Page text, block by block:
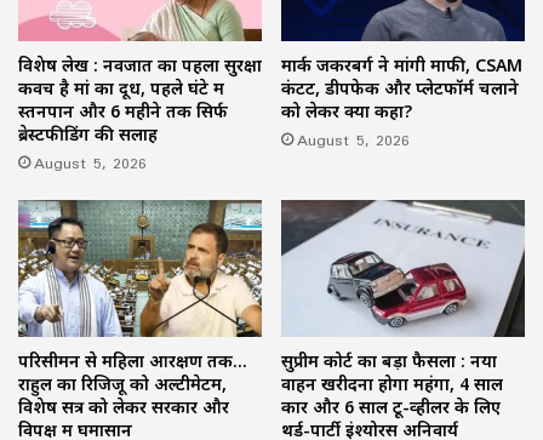
विशेष लेख : नवजात का पहला सुरक्षा
कवच है मां का दूध, पहले घंटे में
स्तनपान और 6 महीने तक सिर्फ
ब्रेस्टफीडिंग की सलाह
August 5, 2026
मार्क जकरबर्ग ने मांगी माफी, CSAM
कंटेंट, डीपफेक और प्लेटफॉर्म चलाने
को लेकर क्या कहा?
August 5, 2026
परिसीमन से महिला आरक्षण तक…
राहुल का रिजिजू को अल्टीमेटम,
विशेष सत्र को लेकर सरकार और
विपक्ष में घमासान
सुप्रीम कोर्ट का बड़ा फैसला : नया
वाहन खरीदना होगा महंगा, 4 साल
कार और 6 साल टू-व्हीलर के लिए
थर्ड-पार्टी इंश्योरेंस अनिवार्य